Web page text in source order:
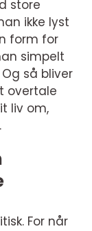
store
ikke lyst
form for
simpelt
så bliver
overtale
liv om,
For når